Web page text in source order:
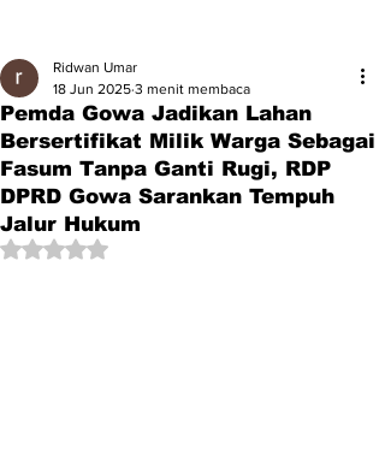
Pemda Gowa Jadikan Lahan
Bersertifikat Milik Warga Sebagai
Fasum Tanpa Ganti Rugi, RDP
DPRD Gowa Sarankan Tempuh
Jalur Hukum
Ridwan Umar
18 Jun 2025 3 menit membaca
Dinilai NaN dari 5 bintang.